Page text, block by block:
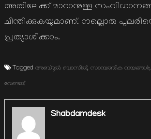
അതിലേക്ക് മാറാനുള്ള
ചിന്തിക്കുകയുമാണ്. നല്ലൊരു
പ്രത്യാശിക്കാം.
Tagged അബ്ദുല്‍ ബാസിത്, സാമ്പത്തിക
വേണ്ടത്
Shabdamdesk